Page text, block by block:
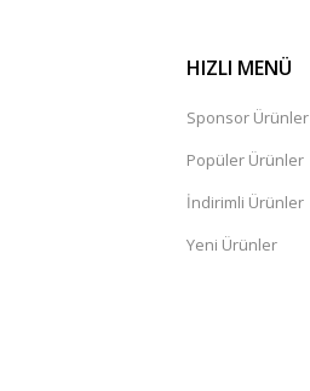
HIZLI MENÜ
Sponsor Ürünler
Popüler Ürünler
İndirimli Ürünler
Yeni Ürünler